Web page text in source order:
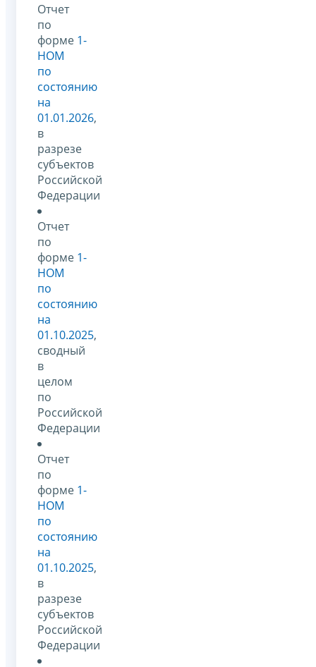
Отчет
по
форме 1-
НОМ
по
состоянию
на
01.01.2026,
в
разрезе
субъектов
Российской
Федерации
Отчет
по
форме 1-
НОМ
по
состоянию
на
01.10.2025,
сводный
в
целом
по
Российской
Федерации
Отчет
по
форме 1-
НОМ
по
состоянию
на
01.10.2025,
в
разрезе
субъектов
Российской
Федерации